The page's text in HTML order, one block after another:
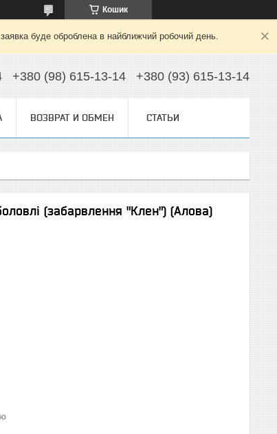
Кошик
буде оброблена в найближчий робочий день.
+380 (98) 615-13-14 +380 (93) 615-13-14
ВОЗВРАТ И ОБМЕН СТАТЬИ
(забарвлення "Клен") (Алова)